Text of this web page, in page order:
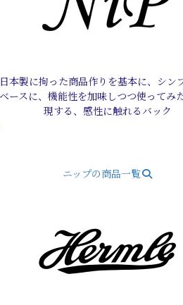
日本製に拘った商品作りを基本に、シン
ベースに、機能性を加味しつつ使ってみ
現する、感性に触れるバック
ニップの商品一覧